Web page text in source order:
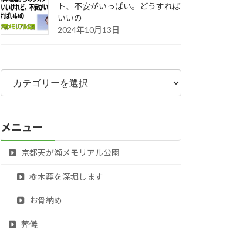
ト、不安がいっぱい。どうすれば
いいの
2024年10月13日
カ
ゴ
ー
メニュー
京都天が瀬メモリアル公園
樹木葬を深堀します
お骨納め
葬儀